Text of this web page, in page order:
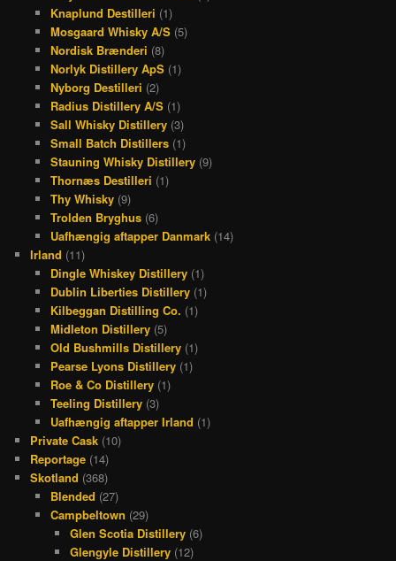
Knaplund Destilleri (1)
Mosgaard Whisky A/S(5)
Nordisk Brænderi (8)
Norlyk Distillery ApS(1)
Nyborg Destilleri (2)
Radius Distillery A/S(1)
Sall Whisky Distillery(3)
Small Batch Distillers(1)
Stauning Whisky Distillery(9)
Thornæs Destilleri (1)
Thy Whisky(9)
Trolden Bryghus(6)
Uafhængig aftapper Danmark(14)
Irland (11)
Dingle Whiskey Distillery(1)
Dublin Liberties Distillery(1)
Kilbeggan Distilling Co. (1)
Midleton Distillery(5)
Old Bushmills Distillery(1)
Pearse Lyons Distillery(1)
Roe & Co Distillery(1)
Teeling Distillery(3)
Uafhængig aftapper Irland (1)
Private Cask (10)
Reportage (14)
Skotland (368)
Blended (27)
Campbeltown (29)
Glen Scotia Distillery (6)
Glengyle Distillery (12)